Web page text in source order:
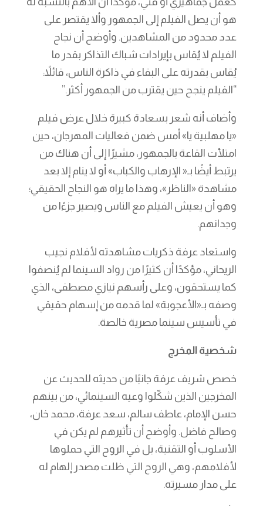
هو أن يصل الفيلم إلى الجمهور وألا يقتصر على
عدد محدود من المشاهدين. وأوضح أن نجاح
الفيلم لا يُقاس بإيرادات شباك التذاكر بقدر ما
يُقاس بقدرته على البقاء في ذاكرة الناس، قائلاً:
“الفيلم ينجح حين يقترب من الجمهور أكثر.”
وأضاف أنه شعر بسعادة كبيرة خلال عرض فيلم
«يا مهلبية يا» أمس ضمن فعاليات المهرجان، حين
امتلأت القاعة بالجمهور، مشيرًا إلى أن هناك من
يرتبط أيضًا بـ« الإرهاب والكباب» أو لا ينام إلا بعد
مشاهدة «الناظر»، وهذا ما يراه هو النجاح الحقيقي؛
وهو أن يعيش الفيلم مع الناس ويصير جزءًا من
وجدانهم.
واستعاد عرفة ذكريات مشاهدته لأفلام نجيب
الريحاني، مؤكدًا أن كثيرًا من رواد السينما لم يُنصفوا
كما يستحقون، وعلى رأسهم نيازي مصطفى، الذي
وصفه بـ«الأعجوبة» لما قدمه من إسهام حقيقي
في تأسيس سينما مصرية خالصة.
شخصية المخرج
خصص شريف عرفة جانبًا من حديثه للحديث عن
المخرجين الذين شكّلوا وعيه السينمائي، من بينهم
حسن الإمام، عاطف سالم، سعد عرفة، محمد خان،
وصالح فاضل. وأوضح أن تأثيرهم لم يكن في
الأسلوب أو التقنية، بل في الروح التي حملوها
لأفلامهم، وهي الروح التي ظلت مصدر إلهام له
على مدار مسيرته.